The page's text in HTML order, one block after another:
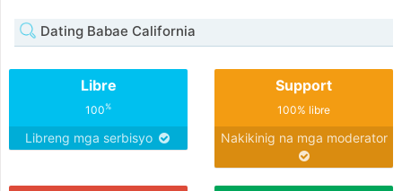
Dating Babae California
Libre
100%
Libreng mga serbisyo
Support
100% libre
Nakikinig na mga moderator